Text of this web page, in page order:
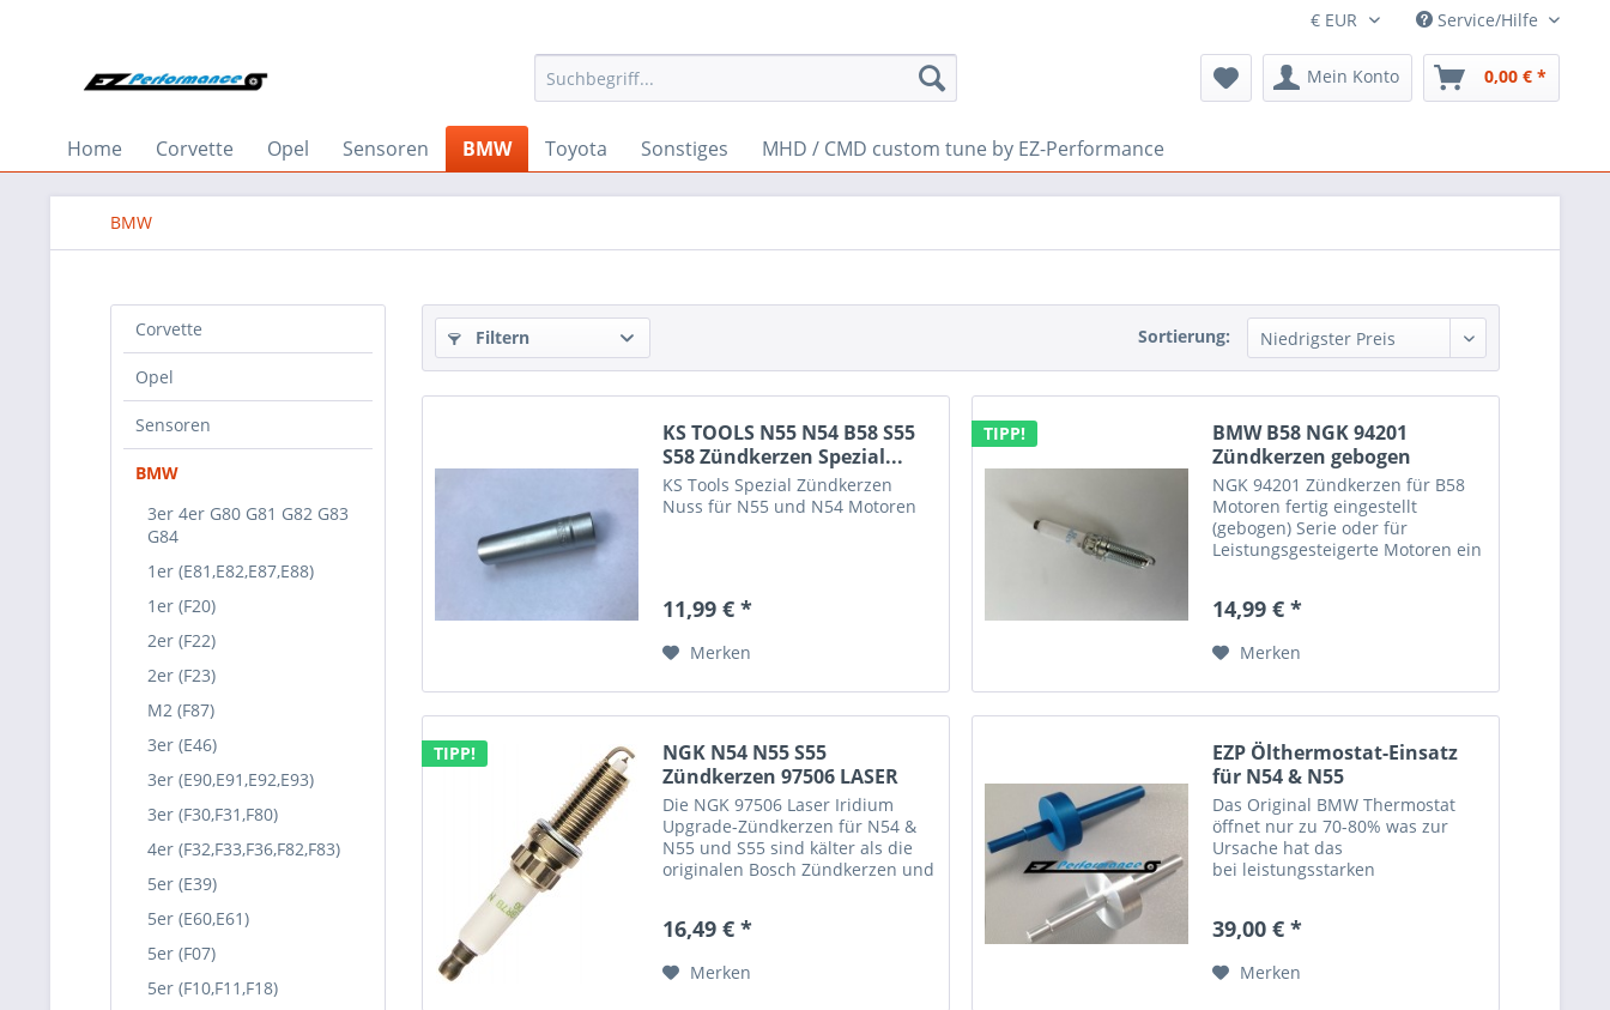
Service/Hilfe
Mein Konto 0,00 € *
Home Corvette Opel Sensoren BMW Toyota Sonstiges MHD / CMD custom tune by EZ-Performance
BMW
Corvette
Opel
Sensoren
BMW
3er 4er G80 G81 G82 G83
G84
1er (E81,E82,E87,E88)
1er (F20)
2er (F22)
2er (F23)
M2 (F87)
3er (E46)
3er (E90,E91,E92,E93)
3er (F30,F31,F80)
4er (F32,F33,F36,F82,F83)
5er (E39)
5er (E60,E61)
5er (F07)
5er (F10,F11,F18)
Filtern Sortierung:
KS TOOLS N55 N54 B58 S55
S58 Zündkerzen Spezial...
KS Tools Spezial Zündkerzen
Nuss für N55 und N54 Motoren
11,99 € *
Merken
TIPP!
BMW B58 NGK 94201
Zündkerzen gebogen
NGK 94201 Zündkerzen für B58
Motoren fertig eingestellt
(gebogen) Serie oder für
Leistungsgesteigerte Motoren ein
Zündkerzen kommen fertig
14,99 € *
Merken
TIPP!
NGK N54 N55 S55
Zündkerzen 97506 LASER
IRIDIUM
Die NGK 97506 Laser Iridium
Upgrade-Zündkerzen für N54 &
N55 und S55 sind kälter als die
originalen Bosch Zündkerzen und
geeignet den Motorsporteinsatz.
16,49 € *
Merken
EZP Ölthermostat-Einsatz
für N54 & N55
Das Original BMW Thermostat
öffnet nur zu 70-80% was zur
Ursache hat das
bei leistungsstarken
und im schlechtesten Fall der
geht. Mit diesem Performance...
39,00 € *
Merken